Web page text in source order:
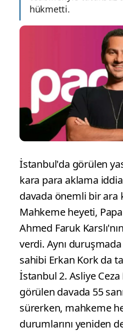
hükmetti.
İstanbul'da görülen
kara para aklama
davada önemli bir ara
Mahkeme heyeti,
Ahmed Faruk
verdi. Aynı
sahibi Erkan Kork da
İstanbul 2. Asliye
görülen davada 55
sürerken, mahkeme
durumlarını yeniden